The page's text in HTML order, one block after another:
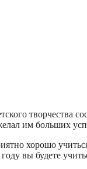
творчества
им больших
хорошо
вы будете